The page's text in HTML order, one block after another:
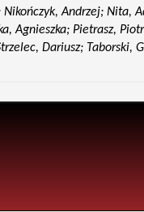
Andrzej; Nita,
Agnieszka; Pietrasz,
Dariusz; Taborski,